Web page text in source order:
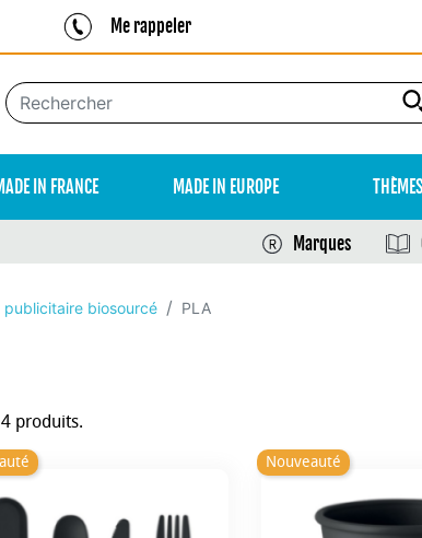
Me rappeler
IN FRANCE MADE IN EUROPE THÈMES
Marques
publicitaire biosourcé PLA
produits.
Nouveauté